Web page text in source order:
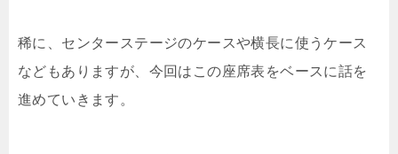
稀に、センターステージのケースや横長に使うケース
などもありますが、今回はこの座席表をベースに話を
進めていきます。